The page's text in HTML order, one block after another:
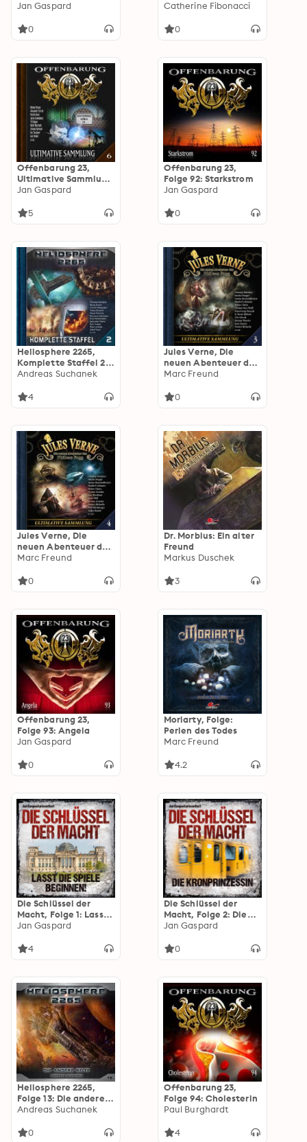
Volume 10
Jan Gaspard
0
Volume 7
Catherine Fibonacci
0
Offenbarung 23,
Ultimative Sammlung
Volume 6
Jan Gaspard
5
Offenbarung 23,
Folge 92: Starkstrom
Jan Gaspard
0
Heliosphere 2265,
Komplette Staffel 2
(ungekürzt)
Andreas Suchanek
4
Jules Verne, Die
neuen Abenteuer des
Phileas Fogg,
Volume 3 (ungekürzt)
Marc Freund
0
Jules Verne, Die
neuen Abenteuer des
Phileas Fogg,
Volume 4 (ungekürzt)
Marc Freund
0
Dr. Morbius: Ein alter
Freund
Markus Duschek
3
Offenbarung 23,
Folge 93: Angela
Jan Gaspard
0
Moriarty, Folge:
Perlen des Todes
Marc Freund
4.2
Die Schlüssel der
Macht, Folge 1: Lasst
die Spiele beginnen!
Jan Gaspard
4
Die Schlüssel der
Macht, Folge 2: Die
Kronprinzessin
Jan Gaspard
0
Heliosphere 2265,
Folge 13: Die andere
Seite
Andreas Suchanek
0
Offenbarung 23,
Folge 94: Cholesterin
Paul Burghardt
4